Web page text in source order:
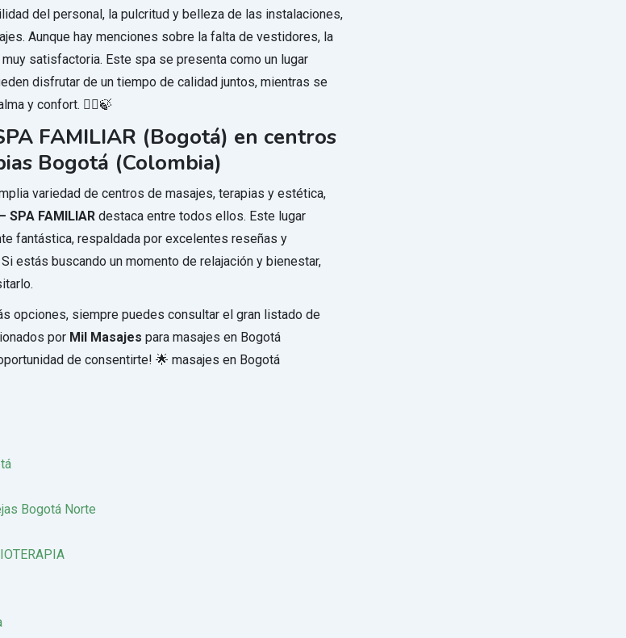
del personal, la pulcritud y belleza de las instalaciones,
Aunque hay menciones sobre la falta de vestidores, la
satisfactoria. Este spa se presenta como un lugar
disfrutar de un tiempo de calidad juntos, mientras se
y confort. 🧘‍♂️🍃
FAMILIAR (Bogotá) en centros
Bogotá (Colombia)
variedad de centros de masajes, terapias y estética,
SPA FAMILIAR destaca entre todos ellos. Este lugar
fantástica, respaldada por excelentes reseñas y
estás buscando un momento de relajación y bienestar,
opciones, siempre puedes consultar el gran listado de
por Mil Masajes para masajes en Bogotá
de consentirte! 🌟 masajes en Bogotá
Bogotá Norte